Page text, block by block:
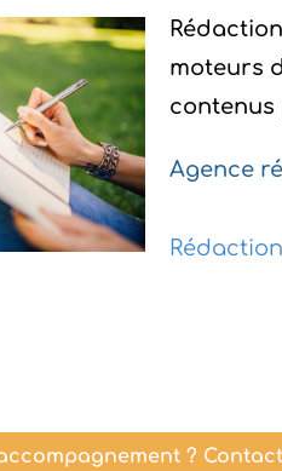
Rédaction
moteurs
contenus
Agence
?